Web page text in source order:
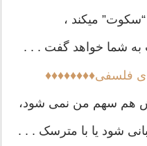
میکند ،
شما خواهد گفت . . .
فلسفی♦♦♦♦♦♦♦♦
هم سهم من نمی شود،
شود یا با مترسک . . .